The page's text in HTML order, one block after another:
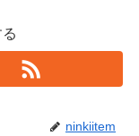
ninkiitem